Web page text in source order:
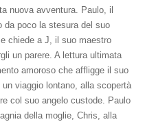
nuova avventura. Paulo, il
da poco la stesura del suo
chiede a J, il suo maestro
un parere. A lettura ultimata
amoroso che affligge il suo
viaggio lontano, alla scopertà
col suo angelo custode. Paulo
della moglie, Chris, alla